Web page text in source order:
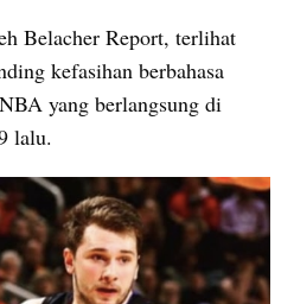
Belacher Report, terlihat
kefasihan berbahasa
yang berlangsung di
lalu.